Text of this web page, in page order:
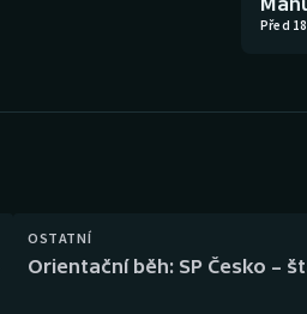
Ostatní
Před
OSTATNÍ
Orientační běh: SP Česko –